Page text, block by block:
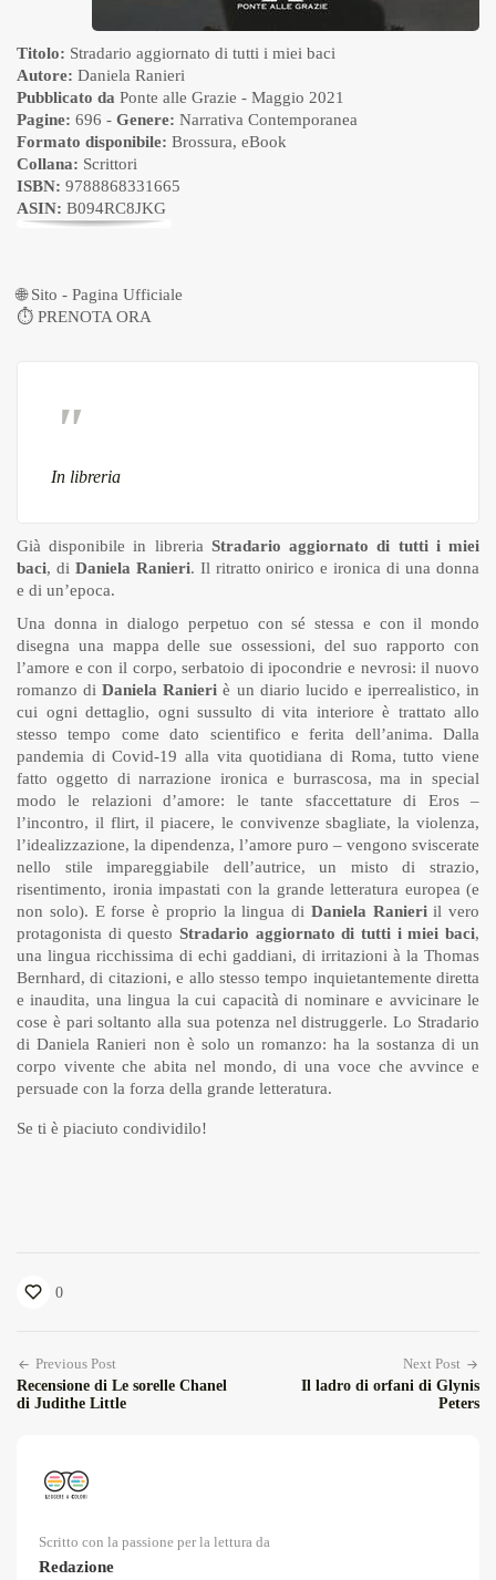
Titolo: Stradario aggiornato di tutti i miei baci
Autore: Daniela Ranieri
Pubblicato da Ponte alle Grazie - Maggio 2021
Pagine: 696 - Genere: Narrativa Contemporanea
Formato disponibile: Brossura, eBook
Collana: Scrittori
ISBN: 9788868331665
ASIN: B094RC8JKG
🌐Sito - Pagina Ufficiale
⏱ PRENOTA ORA
In libreria
Già disponibile in libreria Stradario aggiornato di tutti i miei
baci, di Daniela Ranieri. Il ritratto onirico e ironica di una donna
e di un’epoca.
Una donna in dialogo perpetuo con sé stessa e con il mondo
disegna una mappa delle sue ossessioni, del suo rapporto con
l’amore e con il corpo, serbatoio di ipocondrie e nevrosi: il nuovo
romanzo diDaniela Ranieri è un diario lucido e iperrealistico, in
cui ogni dettaglio, ogni sussulto di vita interiore è trattato allo
stesso tempo come dato scientifico e ferita dell’anima. Dalla
pandemia di Covid-19 alla vita quotidiana di Roma, tutto viene
fatto oggetto di narrazione ironica e burrascosa, ma in special
modo le relazioni d’amore: le tante sfaccettature di Eros –
l’incontro, il flirt, il piacere, le convivenze sbagliate, la violenza,
l’idealizzazione, la dipendenza, l’amore puro – vengono sviscerate
nello stile impareggiabile dell’autrice, un misto di strazio,
risentimento, ironia impastati con la grande letteratura europea (e
non solo). E forse è proprio la lingua di Daniela Ranieriil vero
protagonista di questo Stradario aggiornato di tutti i miei baci,
una lingua ricchissima di echi gaddiani, di irritazioni à la Thomas
Bernhard, di citazioni, e allo stesso tempo inquietantemente diretta
e inaudita, una lingua la cui capacità di nominare e avvicinare le
cose è pari soltanto alla sua potenza nel distruggerle. Lo Stradario
di Daniela Ranieri non è solo un romanzo: ha la sostanza di un
corpo vivente che abita nel mondo, di una voce che avvince e
persuade con la forza della grande letteratura.
Se ti è piaciuto condividilo!
0
Previous Post
Recensione di Le sorelle Chanel
di Judithe Little
Next Post
Il ladro di orfani di Glynis
Peters
Scritto con la passione per la lettura da
Redazione